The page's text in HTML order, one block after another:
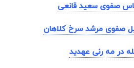
صفوی سعید قانعی
صفوی مرشد سرخ کلاهان
در مه رنی عهدید